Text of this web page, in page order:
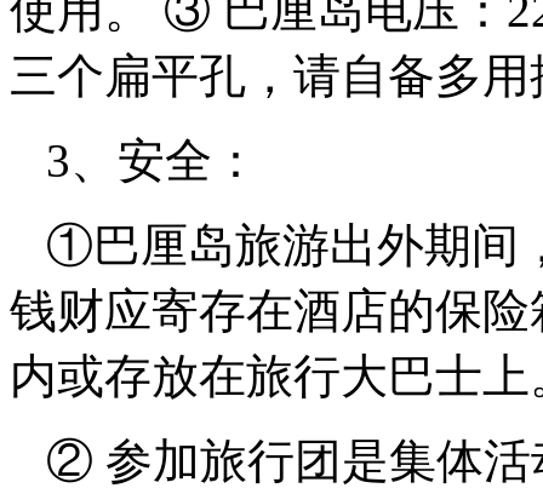
三个扁平孔，请自备多
3、安全：
①巴厘岛旅游出外期间
钱财应寄存在酒店的保
内或存放在旅行大巴士上
② 参加旅行团是集体活